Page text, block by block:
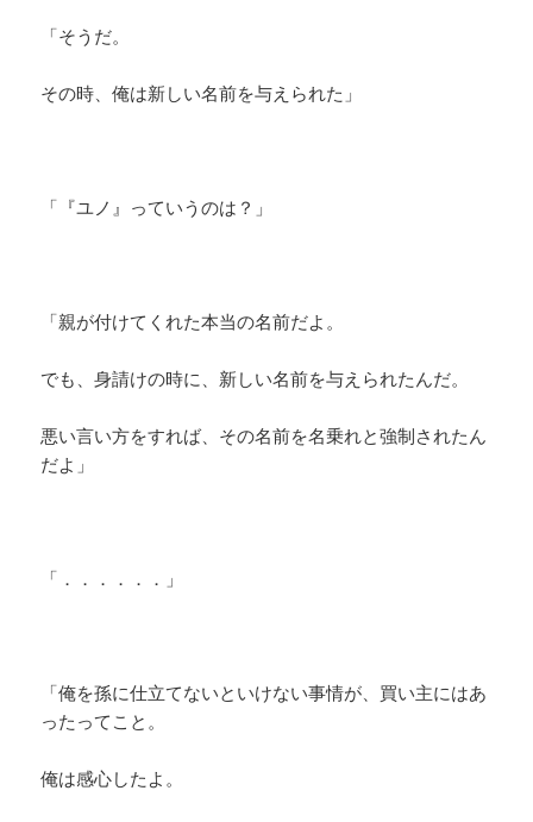
「そうだ。
その時、俺は新しい名前を与えられた」
「『ユノ』っていうのは？」
「親が付けてくれた本当の名前だよ。
でも、身請けの時に、新しい名前を与えられたんだ。
悪い言い方をすれば、その名前を名乗れと強制されたん
だよ」
「．．．．．．」
「俺を孫に仕立てないといけない事情が、買い主にはあ
ったってこと。
俺は感心したよ。